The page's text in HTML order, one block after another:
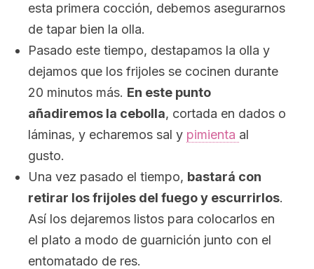
esta primera cocción, debemos asegurarnos
de tapar bien la olla.
Pasado este tiempo, destapamos la olla y
dejamos que los frijoles se cocinen durante
20 minutos más. En este punto
añadiremos la cebolla, cortada en dados o
láminas, y echaremos sal y pimienta al
gusto.
Una vez pasado el tiempo, bastará con
retirar los frijoles del fuego y escurrirlos.
Así los dejaremos listos para colocarlos en
el plato a modo de guarnición junto con el
entomatado de res.